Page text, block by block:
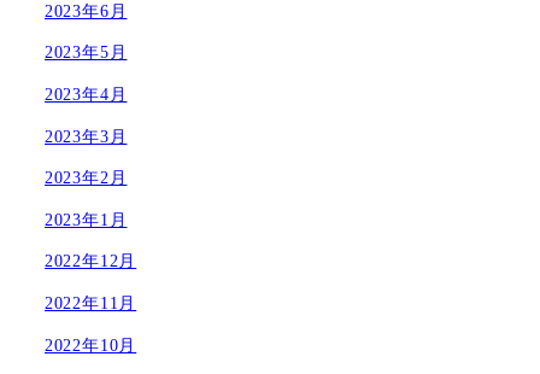
2023年6月
2023年5月
2023年4月
2023年3月
2023年2月
2023年1月
2022年12月
2022年11月
2022年10月